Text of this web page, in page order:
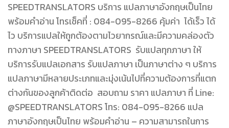
SPEEDTRANSLATORS บริการ แปลภาษาอังกฤษเป็นไทย
พร้อมคําอ่าน โทรเช็คที่ : 084-095-8266 คุ้มค่า ได้เร็ว ได้
ไว บริการแปลให้ถูกต้องตามไวยากรณ์และมีความคล่องตัว
ทางภาษา SPEEDTRANSLATORS รับแปลทุกภาษา ให้
บริการรับแปลเอกสาร รับแปลภาษา เป็นภาษาต่าง ๆ บริการ
แปลภาษามีหลายประเภทและมุ่งเน้นไปที่ความต้องการที่แตก
ต่างกันของลูกค้าติดต่อ สอบถาม ราคา แปลภาษา ที่ Line:
@SPEEDTRANSLATORS โทร: 084-095-8266 แปล
ภาษาอังกฤษเป็นไทย พร้อมคําอ่าน – ความสามารถในการ